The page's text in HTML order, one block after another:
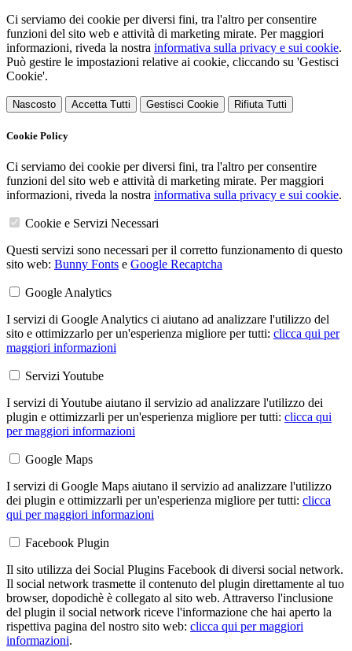
Ci serviamo dei cookie per diversi fini, tra l'altro per consentire
funzioni del sito web e attività di marketing mirate. Per maggiori
informazioni, riveda la nostra informativa sulla privacy e sui cookie.
Può gestire le impostazioni relative ai cookie, cliccando su 'Gestisci
Cookie'.
Nascosto Accetta Tutti Gestisci Cookie Rifiuta Tutti
Cookie Policy
Ci serviamo dei cookie per diversi fini, tra l'altro per consentire
funzioni del sito web e attività di marketing mirate. Per maggiori
informazioni, riveda la nostra informativa sulla privacy e sui cookie.
Cookie e Servizi Necessari
Questi servizi sono necessari per il corretto funzionamento di questo
sito web: Bunny Fonts e Google Recaptcha
Google Analytics
I servizi di Google Analytics ci aiutano ad analizzare l'utilizzo del
sito e ottimizzarlo per un'esperienza migliore per tutti: clicca qui per
maggiori informazioni
Servizi Youtube
I servizi di Youtube aiutano il servizio ad analizzare l'utilizzo dei
plugin e ottimizzarli per un'esperienza migliore per tutti: clicca qui
per maggiori informazioni
Google Maps
I servizi di Google Maps aiutano il servizio ad analizzare l'utilizzo
dei plugin e ottimizzarli per un'esperienza migliore per tutti: clicca
qui per maggiori informazioni
Facebook Plugin
Il sito utilizza dei Social Plugins Facebook di diversi social network.
Il social network trasmette il contenuto del plugin direttamente al tuo
browser, dopodichè è collegato al sito web. Attraverso l'inclusione
del plugin il social network riceve l'informazione che hai aperto la
rispettiva pagina del nostro sito web: clicca qui per maggiori
informazioni.